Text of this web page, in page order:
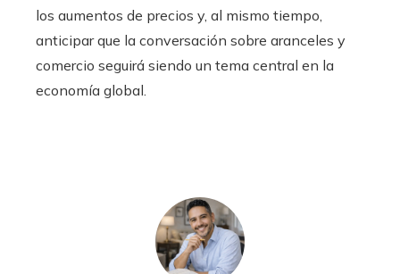
los aumentos de precios y, al mismo tiempo,
anticipar que la conversación sobre aranceles y
comercio seguirá siendo un tema central en la
economía global.